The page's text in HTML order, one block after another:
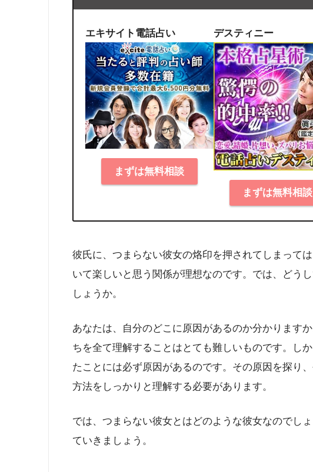
エキサイト電話占い
まずは無料相談
デスティニー
まずは無料相談
彼氏に、つまらない彼女の烙印を押されてしまって
いて楽しいと思う関係が理想なのです。では、どう
しょうか。
あなたは、自分のどこに原因があるのか分かります
ちを全て理解することはとても難しいものです。し
たことには必ず原因があるのです。その原因を探り
方法をしっかりと理解する必要があります。
では、つまらない彼女とはどのような彼女なのでし
ていきましょう。